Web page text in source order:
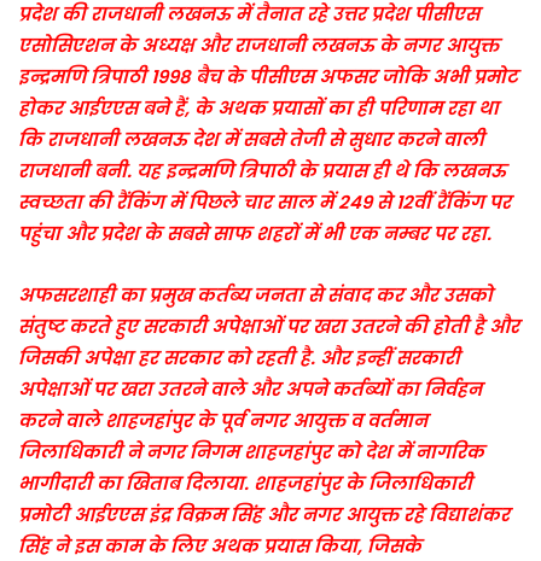
प्रदेश की राजधानी लखनऊ में तैनात रहे उत्तर प्रदेश पीसीएस
एसोसिएशन के अध्यक्ष और राजधानी लखनऊ के नगर आयुक्त
इन्द्रमणि त्रिपाठी 1998 बैच के पीसीएस अफसर जोकि अभी प्रमोट
होकर आईएएस बने हैं, के अथक प्रयासों का ही परिणाम रहा था
कि राजधानी लखनऊ देश में सबसे तेजी से सुधार करने वाली
राजधानी बनी. यह इन्द्रमणि त्रिपाठी के प्रयास ही थे कि लखनऊ
स्वच्छता की रैंकिंग में पिछले चार साल में 249 से 12वीं रैंकिंग पर
पहुंचा और प्रदेश के सबसे साफ शहरों में भी एक नम्बर पर रहा.
अफसरशाही का प्रमुख कर्तब्य जनता से संवाद कर और उसको
संतुष्ट करते हुए सरकारी अपेक्षाओं पर खरा उतरने की होती है और
जिसकी अपेक्षा हर सरकार को रहती है. और इन्हीं सरकारी
अपेक्षाओं पर खरा उतरने वाले और अपने कर्तब्यों का निर्वहन
करने वाले शाहजहांपुर के पूर्व नगर आयुक्त व वर्तमान
जिलाधिकारी ने नगर निगम शाहजहांपुर को देश में नागरिक
भागीदारी का खिताब दिलाया. शाहजहांपुर के जिलाधिकारी
प्रमोटी आईएएस इंद्र विक्रम सिंह और नगर आयुक्त रहे विद्याशंकर
सिंह ने इस काम के लिए अथक प्रयास किया, जिसके